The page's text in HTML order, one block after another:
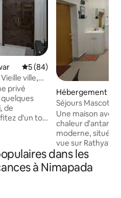
Évaluation moyenne sur la
5 (84)
ville,
privé
quelques
de
d'un toit
équipée.
des
Hébergement ⋅
Séjours Mascotte
maison
Une maison avec
chaleur d'antan
moderne, située
vue sur Rathyatra
dernier étage. Gérée par la famille
hiérarchique,
recherche de
dans les
à Nimapada